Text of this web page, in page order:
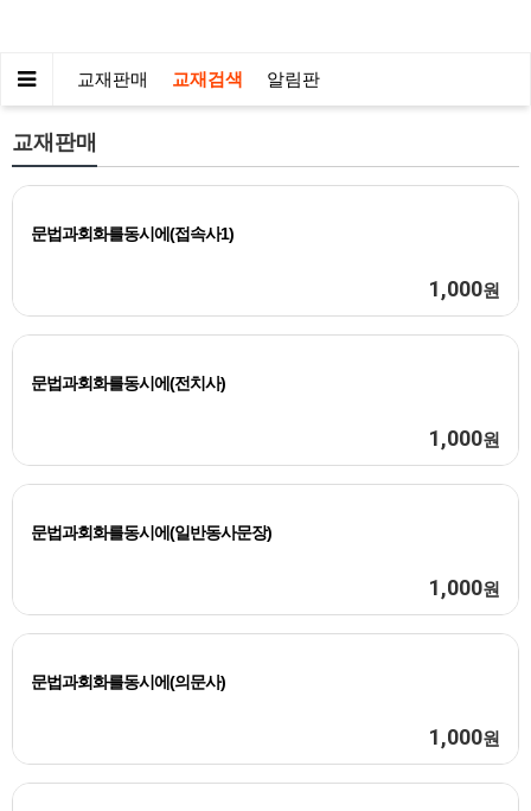
교재판매 교재검색 알림판
교재판매
문법과회화를동시에(접속사1)
1,000원
문법과회화를동시에(전치사)
1,000원
문법과회화를동시에(일반동사문장)
1,000원
문법과회화를동시에(의문사)
1,000원